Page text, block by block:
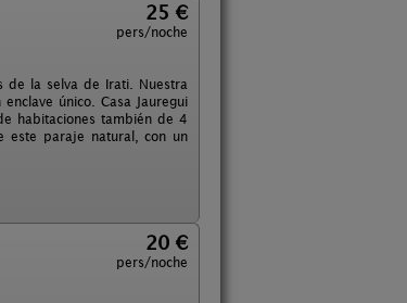
25 €
pers/noche
de la selva de Irati. Nuestra
único. Casa Jauregui
habitaciones también de 4
este paraje natural, con un
20 €
pers/noche